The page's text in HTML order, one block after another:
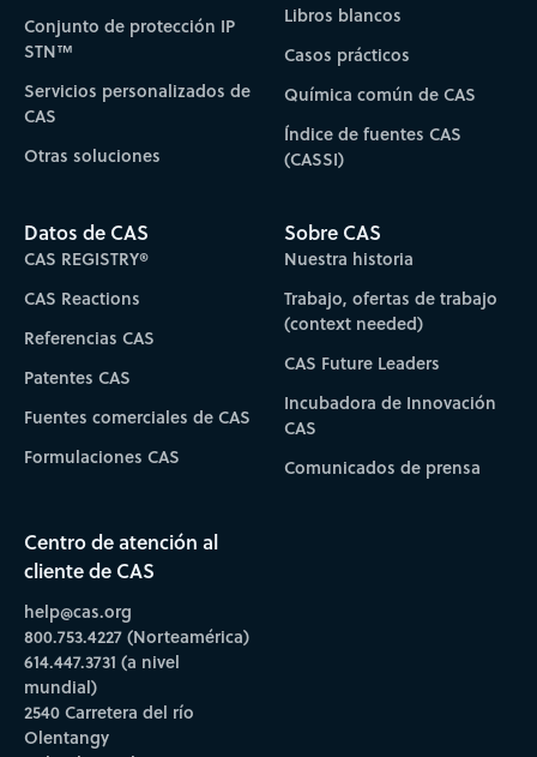
Conjunto de protección IP
STN™
Servicios personalizados de
CAS
Otras soluciones
Libros blancos
Casos prácticos
Química común de CAS
Índice de fuentes CAS
(CASSI)
Datos de CAS
CAS REGISTRY®
CAS Reactions
Referencias CAS
Patentes CAS
Fuentes comerciales de CAS
Formulaciones CAS
Sobre CAS
Nuestra historia
Trabajo, ofertas de trabajo
(context needed)
CAS Future Leaders
Incubadora de Innovación
CAS
Comunicados de prensa
Centro de atención al
cliente de CAS
help@cas.org
800.753.4227 (Norteamérica)
614.447.3731 (a nivel
mundial)
2540 Carretera del río
Olentangy